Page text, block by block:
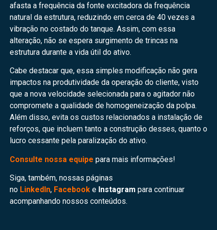
afasta a frequência da fonte excitadora da frequência
natural da estrutura, reduzindo em cerca de 40 vezes a
vibração no costado do tanque. Assim, com essa
alteração, não se espera surgimento de trincas na
estrutura durante a vida útil do ativo.
Cabe destacar que, essa simples modificação não gera
impactos na produtividade da operação do cliente, visto
que a nova velocidade selecionada para o agitador não
compromete a qualidade de homogeneização da polpa.
Além disso, evita os custos relacionados a instalação de
reforços, que incluem tanto a construção desses, quanto o
lucro cessante pela paralização do ativo.
Consulte nossa equipe para mais informações!
Siga, também, nossas páginas
no LinkedIn, Facebook e Instagram para continuar
acompanhando nossos conteúdos.